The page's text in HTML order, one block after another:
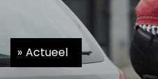
Actueel